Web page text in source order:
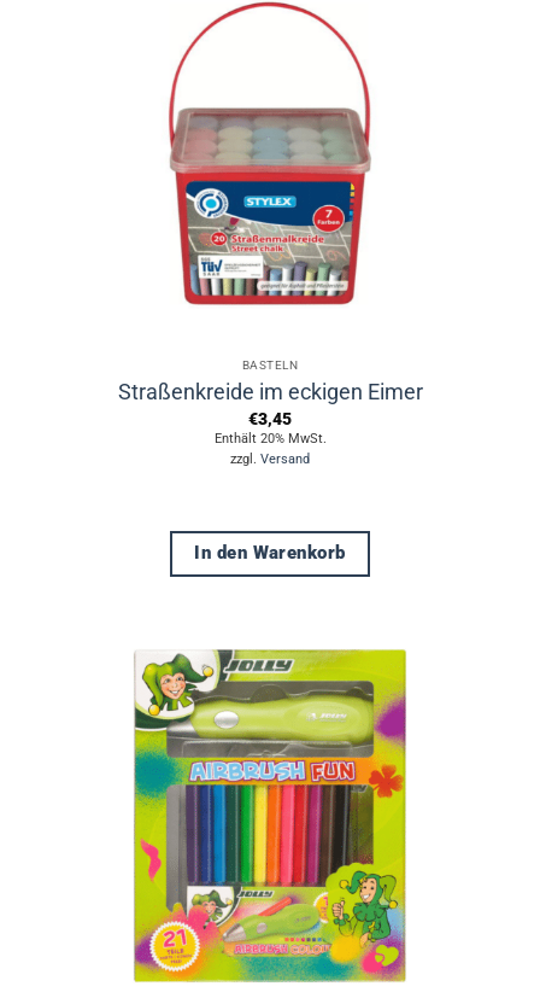
BASTELN
Straßenkreide im eckigen Eimer
€3,45
Enthält 20% MwSt.
zzgl. Versand
In den Warenkorb